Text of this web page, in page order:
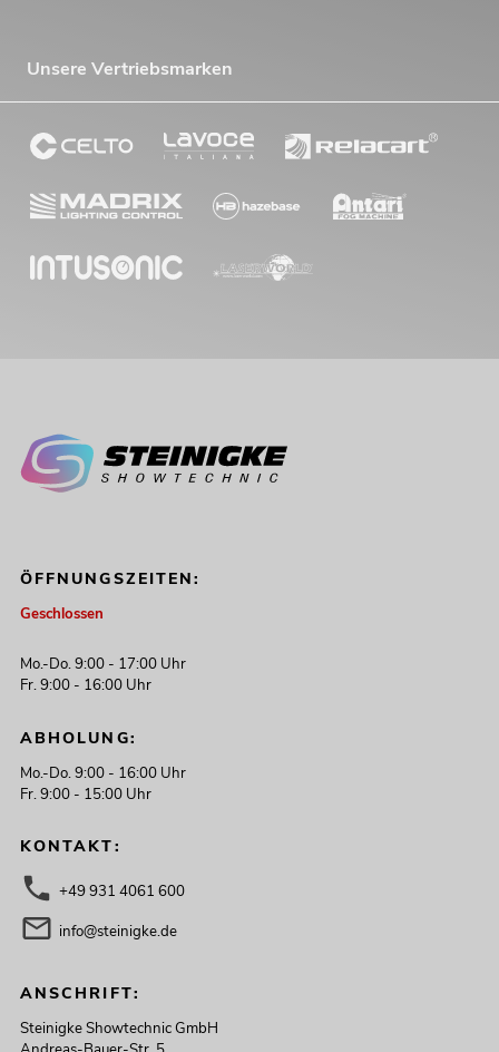
Unsere Vertriebsmarken
ÖFFNUNGSZEITEN:
Geschlossen
Mo.-Do. 9:00 - 17:00 Uhr
Fr. 9:00 - 16:00 Uhr
ABHOLUNG:
Mo.-Do. 9:00 - 16:00 Uhr
Fr. 9:00 - 15:00 Uhr
KONTAKT:
+49 931 4061 600
info@steinigke.de
ANSCHRIFT:
Steinigke Showtechnic GmbH